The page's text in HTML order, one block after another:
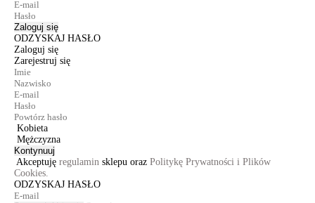
Zaloguj się
ODZYSKAJ HASŁO
Zaloguj się
Zarejestruj się
Kobieta
Mężczyzna
Kontynuuj
Akceptuję regulamin sklepu oraz Politykę Prywatności i Plików
Cookies.
ODZYSKAJ HASŁO